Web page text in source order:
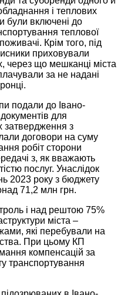
і теплових
були включені до
теплової
Крім того, під
приховували
через що мешканці міста
за не надані
подали до Івано-
для
затвердження з
договори на суму
робіт сторони
з, як вважають
послуг. Унаслідок
2023 року з бюджету
71,2 млн грн.
і над рештою 75%
міста –
які перебували на
При цьому КП
компенсацій за
транспортування